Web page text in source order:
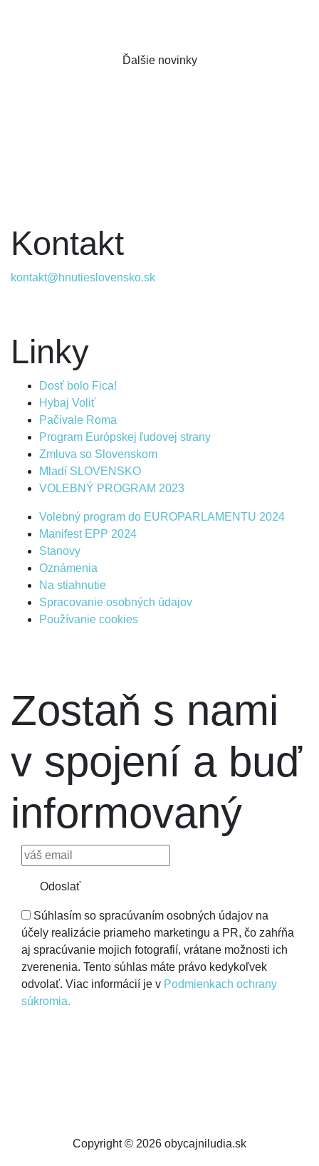
Ďalšie novinky
Kontakt
kontakt@hnutieslovensko.sk
Linky
Dosť bolo Fica!
Hybaj Voliť
Pačivale Roma
Program Európskej ľudovej strany
Zmluva so Slovenskom
Mladí SLOVENSKO
VOLEBNÝ PROGRAM 2023
Volebný program do EUROPARLAMENTU 2024
Manifest EPP 2024
Stanovy
Oznámenia
Na stiahnutie
Spracovanie osobných údajov
Používanie cookies
Zostaň s nami
v spojení a buď
informovaný
Odoslať
Súhlasím so spracúvaním osobných údajov na
účely realizácie priameho marketingu a PR, čo zahŕňa
aj spracúvanie mojich fotografií, vrátane možnosti ich
zverenenia. Tento súhlas máte právo kedykoľvek
odvolať. Viac informácií je v Podmienkach ochrany
súkromia.
Copyright © 2026 obycajniludia.sk